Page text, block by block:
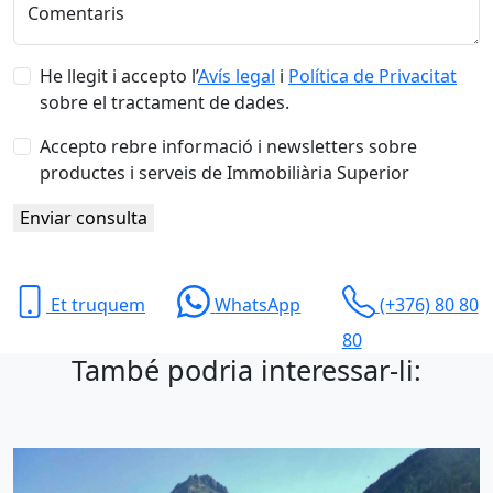
Comentaris
He llegit i accepto l’Avís legal i Política de Privacitat
sobre el tractament de dades.
Accepto rebre informació i newsletters sobre
productes i serveis de Immobiliària Superior
Enviar consulta
Et truquem WhatsApp
(+376) 80 80
80
També podria interessar-li: